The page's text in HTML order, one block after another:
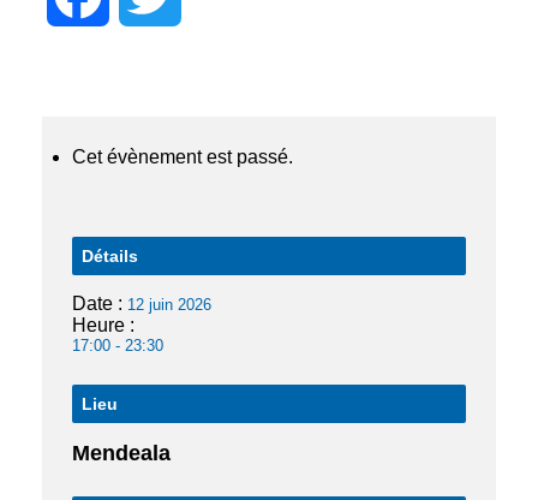
Cet évènement est passé.
Détails
Date : 12 juin 2026
Heure :
17:00 - 23:30
Lieu
Mendeala